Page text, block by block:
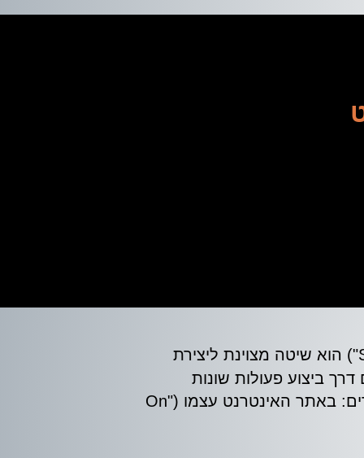
(Search Engine Optimization או בקיצור "SEO") הוא שיטה מצוינת ליצירת
ביצוע פעולות שונות
ומגוונות. פעולות אלו הנקראות פעולות "אופטימיזציה", הן פעולות המתבצעות בשני מישורים: באתר האינטרנט עצמו ("On